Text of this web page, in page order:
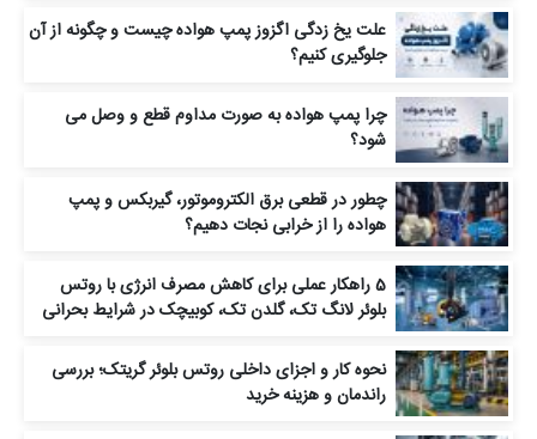
علت یخ‌ زدگی اگزوز پمپ هواده چیست و چگونه از آن
جلوگیری کنیم؟
چرا پمپ هواده به‌ صورت مداوم قطع و وصل می‌
شود؟
چطور در قطعی برق الکتروموتور، گیربکس و پمپ
هواده را از خرابی نجات دهیم؟
5 راهکار عملی برای کاهش مصرف انرژی با روتس
بلوئر لانگ‌ تک، گلدن‌ تک، کوبیچک در شرایط بحرانی
نحوه کار و اجزای داخلی روتس بلوئر گریتک؛ بررسی
راندمان و هزینه خرید